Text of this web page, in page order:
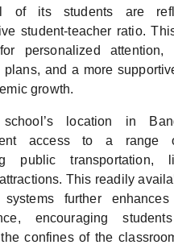
of its students are
student-teacher ratio.
personalized attention,
plans, and a more
growth.
location in
access to a range
public transportation,
This readily
systems further
encouraging
confines of the